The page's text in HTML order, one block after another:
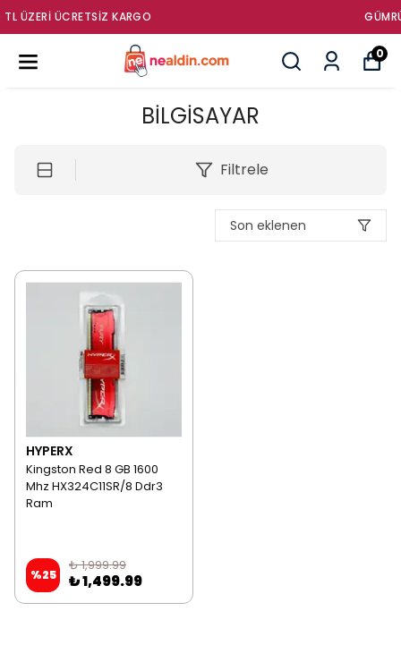
GÜMRÜK ÜRÜNLERI SATIŞ MAĞAZASI
0
BİLGİSAYAR
Filtrele
Son eklenen
HYPERX
Kingston Red 8 GB 1600
Mhz HX324C11SR/8 Ddr3
Ram
%25
₺ 1,999.99
₺ 1,499.99